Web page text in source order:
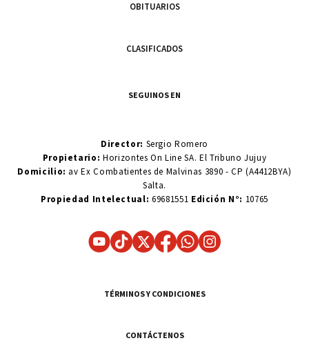
OBITUARIOS
CLASIFICADOS
SEGUINOS EN
Director: Sergio Romero
Propietario:Horizontes On Line SA. El Tribuno Jujuy
Domicilio: av Ex Combatientes de Malvinas 3890 - CP (A4412BYA)
Salta.
Propiedad Intelectual: 69681551 Edición N°: 10765
TÉRMINOS Y CONDICIONES
CONTÁCTENOS